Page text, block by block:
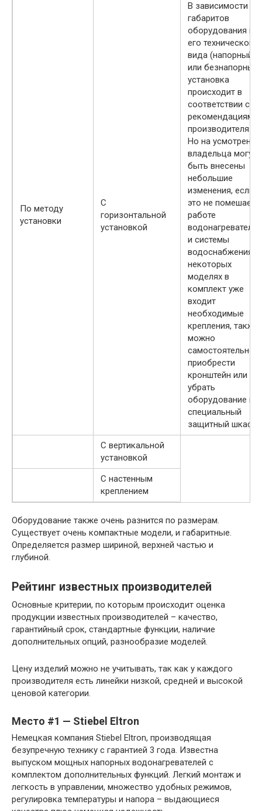
По методу
установки
С
горизонтальной
установкой
В зависимости от
габаритов
оборудования и
его технического
вида (напорный
или безнапорный)
установка
происходит в
соответствии с
рекомендациями
производителя.
Но на усмотрения
владельца могут
быть внесены
небольшие
изменения, если
это не помешает
работе
водонагревателя
и системы
водоснабжения. В
некоторых
моделях в
комплект уже
входит
необходимые
крепления, также
можно
самостоятельно
приобрести
кронштейн или
убрать
оборудование в
специальный
защитный шкаф
С вертикальной
установкой
С настенным
креплением
Оборудование также очень разнится по размерам.
Существует очень компактные модели, и габаритные.
Определяется размер шириной, верхней частью и
глубиной.
Рейтинг известных производителей
Основные критерии, по которым происходит оценка
продукции известных производителей – качество,
гарантийный срок, стандартные функции, наличие
дополнительных опций, разнообразие моделей.
Цену изделий можно не учитывать, так как у каждого
производителя есть линейки низкой, средней и высокой
ценовой категории.
Место #1 — Stiebel Eltron
Немецкая компания Stiebel Eltron, производящая
безупречную технику с гарантией 3 года. Известна
выпуском мощных напорных водонагревателей с
комплектом дополнительных функций. Легкий монтаж и
легкость в управлении, множество удобных режимов,
регулировка температуры и напора – выдающиеся